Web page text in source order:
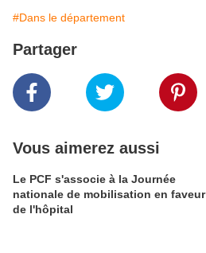
#Dans le département
Partager
Vous aimerez aussi
Le PCF s'associe à la Journée
nationale de mobilisation en faveur
de l'hôpital